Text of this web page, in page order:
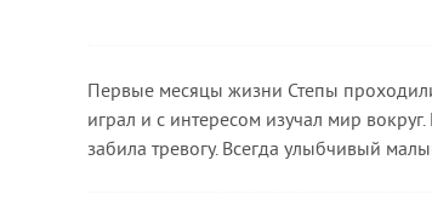
Первые месяцы жизни Степы
играл и с интересом изучал мир
забила тревогу. Всегда улыбчивый